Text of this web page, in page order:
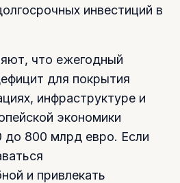
инвестиций в
что ежегодный
для покрытия
инфраструктуре и
экономики
до 800 млрд евро. Если
и привлекать